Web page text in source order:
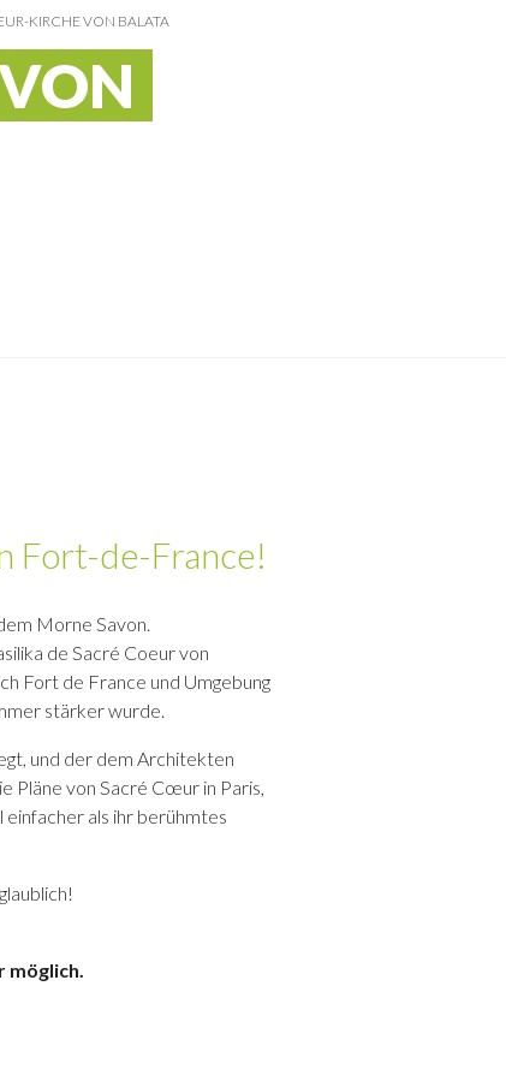
KIRCHE VON BALATA
Fort-de-France!
Morne Savon.
de Sacré Coeur von
Fort de France und Umgebung
stärker wurde.
und der dem Architekten
Pläne von Sacré Cœur in Paris,
als ihr berühmtes
möglich.